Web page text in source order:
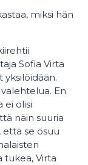
miksi hän
Sofia Virta
En
ei olisi
näin suuria
se osuu
tukea, Virta